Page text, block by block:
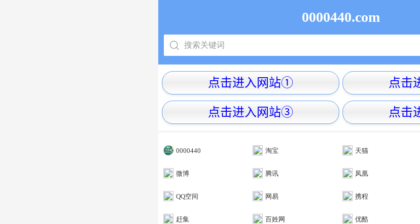
0000440.com
0000440 淘宝 天猫
微博 腾讯 凤凰
QQ空间 网易 携程
赶集 百姓网 优酷